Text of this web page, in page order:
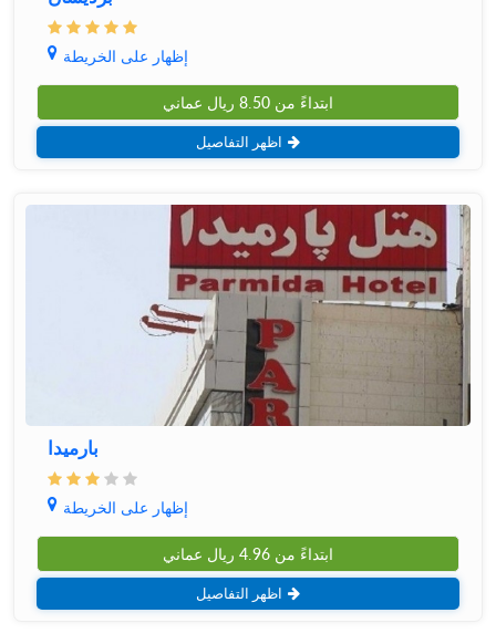
إظهار على الخريطة
ابتداءً من 8.50 ريال عماني
اظهر التفاصيل
بارمیدا
إظهار على الخريطة
ابتداءً من 4.96 ريال عماني
اظهر التفاصيل